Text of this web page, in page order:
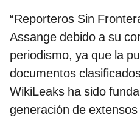
“Reporteros Sin
Assange debido a su
periodismo, ya que la
documentos
WikiLeaks ha sido
generación de